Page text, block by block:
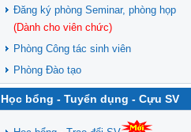
Đăng ký phòng Seminar, phòng họp
(Dành cho viên chức)
Phòng Công tác sinh viên
Phòng Đào tạo
Học bổng - Tuyển dụng - Cựu SV